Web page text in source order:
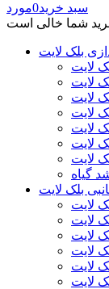
سبد خرید0مورد
بلک لایت
لایت
لایت
لایت
لایت
لایت
لایت
لایت
گیاه
بلک لایت
لایت
لایت
لایت
لایت
لایت
لایت